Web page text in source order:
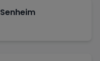
Senheim